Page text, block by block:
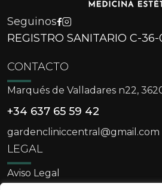
Seguinos
REGISTRO SANITARIO C-
LEGAL
Aviso Legal
CONTACTO
Marqués de Valladares n22,
+34 637 65 59 42
gardencliniccentral@gmail.com